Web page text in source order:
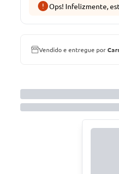
Ops! Infelizmente,
Vendido e entregue por